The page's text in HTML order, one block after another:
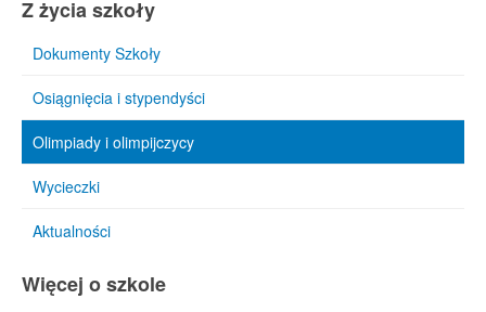
Z życia szkoły
Dokumenty Szkoły
Osiągnięcia i stypendyści
Olimpiady i olimpijczycy
Wycieczki
Aktualności
Więcej o szkole